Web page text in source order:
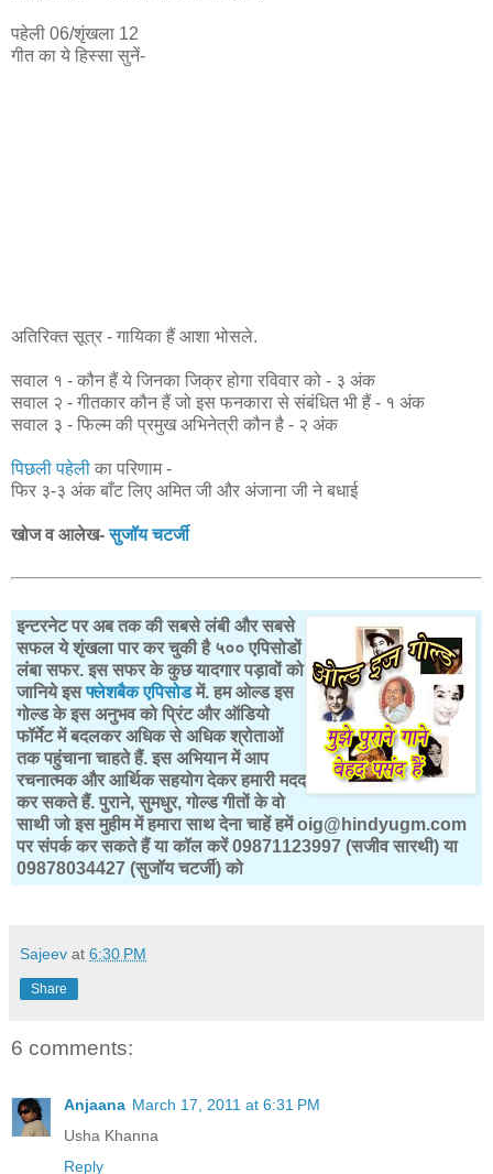
पहेली 06/शृंखला 12
गीत का ये हिस्सा सुनें-
अतिरिक्त सूत्र - गायिका हैं आशा भोसले.
सवाल १ - कौन हैं ये जिनका जिक्र होगा रविवार को - ३ अंक
सवाल २ - गीतकार कौन हैं जो इस फनकारा से संबंधित भी हैं - १ अंक
सवाल ३ - फिल्म की प्रमुख अभिनेत्री कौन है - २ अंक
पिछली पहेली का परिणाम -
फिर ३-३ अंक बाँट लिए अमित जी और अंजाना जी ने बधाई
खोज व आलेख-सुजॉय चटर्जी
इन्टरनेट पर अब तक की सबसे लंबी और सबसे
सफल ये शृंखला पार कर चुकी है ५०० एपिसोडों
लंबा सफर. इस सफर के कुछ यादगार पड़ावों को
जानिये इसफ्लेशबैक एपिसोडमें. हम ओल्ड इस
गोल्ड के इस अनुभव को प्रिंट और ऑडियो
फॉर्मेट में बदलकर अधिक से अधिक श्रोताओं
तक पहुंचाना चाहते हैं. इस अभियान में आप
रचनात्मक और आर्थिक सहयोग देकर हमारी मदद
कर सकते हैं. पुराने, सुमधुर, गोल्ड गीतों के वो
साथी जो इस मुहीम में हमारा साथ देना चाहें हमें oig@hindyugm.com
पर संपर्क कर सकते हैं या कॉल करें 09871123997 (सजीव सारथी) या
09878034427 (सुजॉय चटर्जी) को
Sajeev at 6:30 PM
Share
6 comments:
Anjaana March 17, 2011 at 6:31 PM
Usha Khanna
Reply